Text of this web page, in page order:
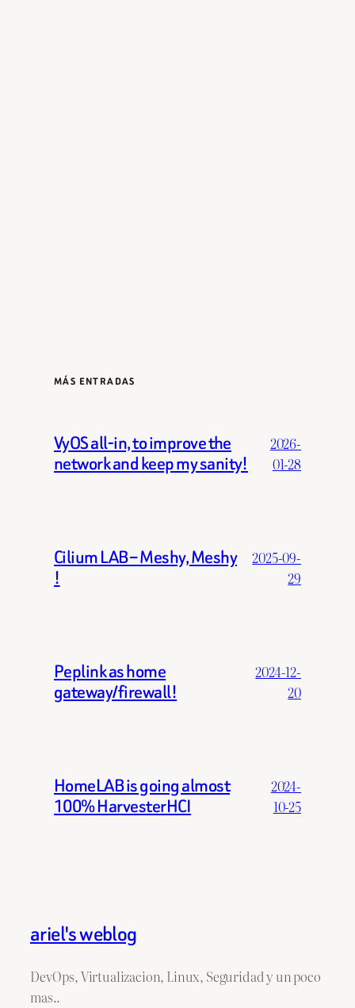
MÁS ENTRADAS
VyOS all-in, to improve the
network and keep my sanity!
2026-
01-28
Cilium LAB – Meshy, Meshy
!
2025-09-
29
Peplink as home
gateway/firewall!
2024-12-
20
HomeLAB is going almost
100% HarvesterHCI
2024-
10-25
ariel's weblog
DevOps, Virtualizacion, Linux, Seguridad y un poco
mas..